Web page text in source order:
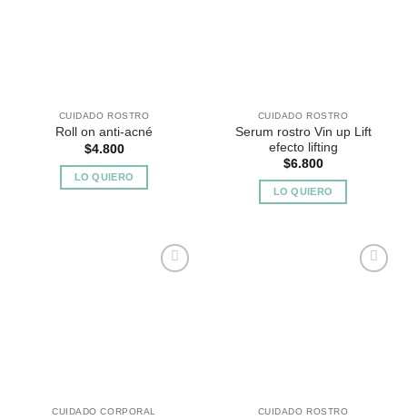
CUIDADO ROSTRO
Roll on anti-acné
$4.800
LO QUIERO
CUIDADO ROSTRO
Serum rostro Vin up Lift
efecto lifting
$6.800
LO QUIERO
CUIDADO CORPORAL CUIDADO ROSTRO